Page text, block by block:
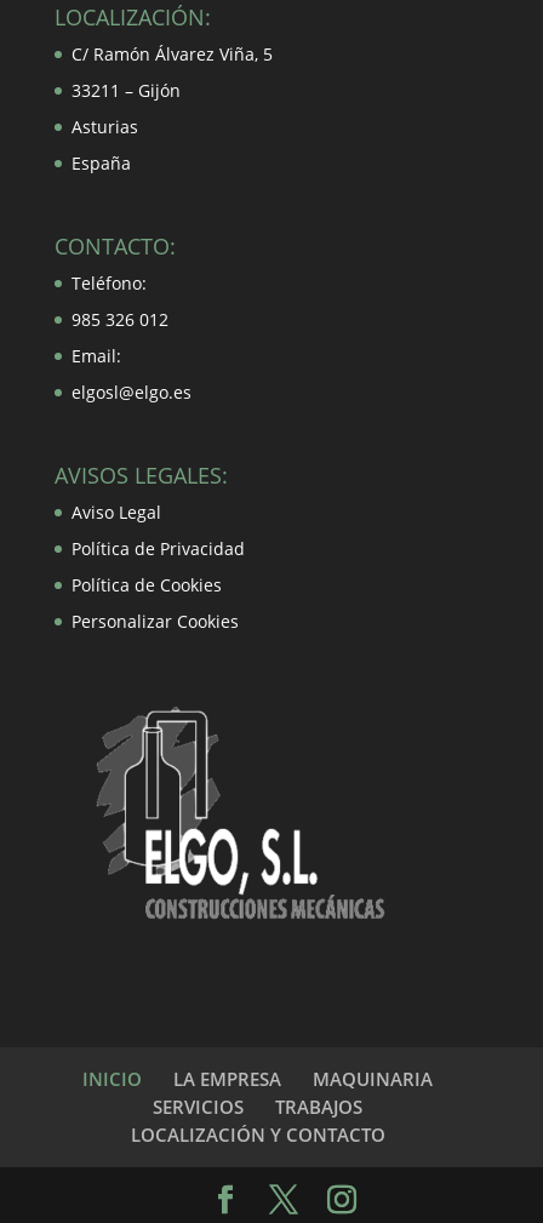
LOCALIZACIÓN:
C/ Ramón Álvarez Viña, 5
33211 – Gijón
Asturias
España
CONTACTO:
Teléfono:
985 326 012
Email:
elgosl@elgo.es
AVISOS LEGALES:
Aviso Legal
Política de Privacidad
Política de Cookies
Personalizar Cookies
INICIO LA EMPRESA
MAQUINARIA
SERVICIOS
TRABAJOS
LOCALIZACIÓN Y CONTACTO